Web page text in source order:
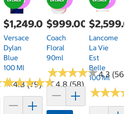
★
★4.8 (79)
$1,249.00
Versace
Dylan
Blue
100 Ml
★★★★★
★★★★★4.8 (58)
$999.00
Coach
Floral
90ml
★★★★★
★★★★★4.3 (56)
Lancome
La Vie
Est
Belle
100 Ml
★★★
★★★